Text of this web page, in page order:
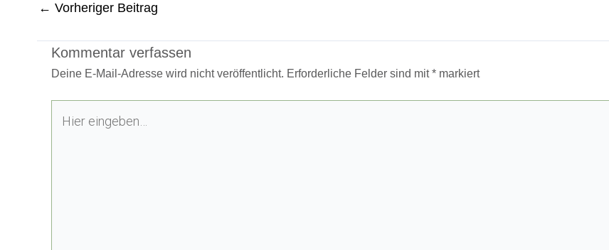
← Vorheriger Beitrag
Kommentar verfassen
Deine E-Mail-Adresse wird nicht veröffentlicht. Erforderliche Felder sind mit* markiert
eingeben…